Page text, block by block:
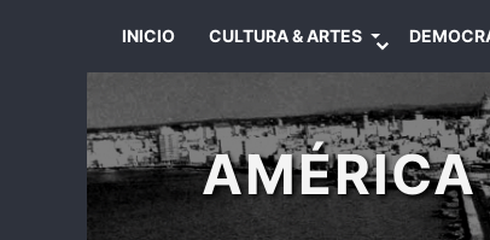
INICIO CULTURA & ARTES
AMÉRICA